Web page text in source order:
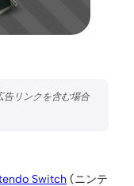
Switch (ニンテ